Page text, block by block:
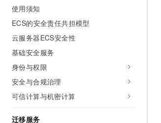
使用须知
ECS的安全责任共担模型
云服务器ECS安全性
基础安全服务
身份与权限
安全与合规治理
可信计算与机密计算
迁移服务